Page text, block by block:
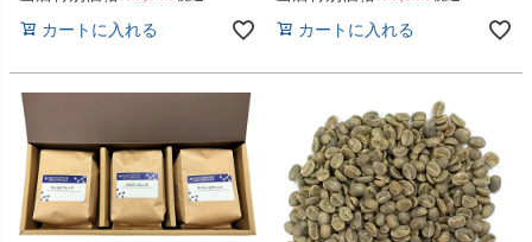
カートに入れる カートに入れる